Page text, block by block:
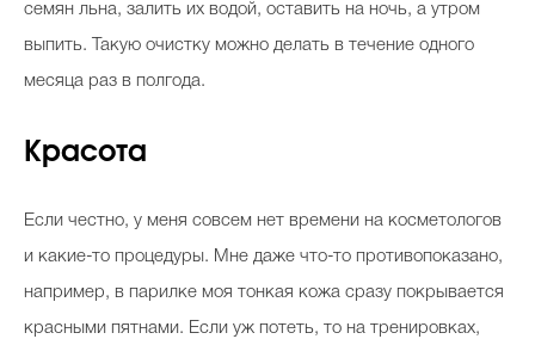
семян льна, залить их водой, оставить на ночь, а утром
выпить. Такую очистку можно делать в течение одного
месяца раз в полгода.
Красота
Если честно, у меня совсем нет времени на косметологов
и какие-то процедуры. Мне даже что-то противопоказано,
например, в парилке моя тонкая кожа сразу покрывается
красными пятнами. Если уж потеть, то на тренировках,